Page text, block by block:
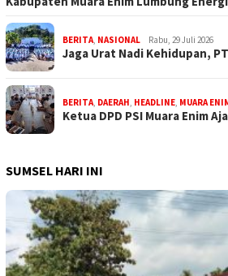
BERITA, NASIONAL Rabu, 29 Juli 2026
Jaga Urat Nadi Kehidupan,
BERITA, DAERAH, HEADLINE, MUARA
Ketua DPD PSI Muara Enim
SUMSEL HARI INI